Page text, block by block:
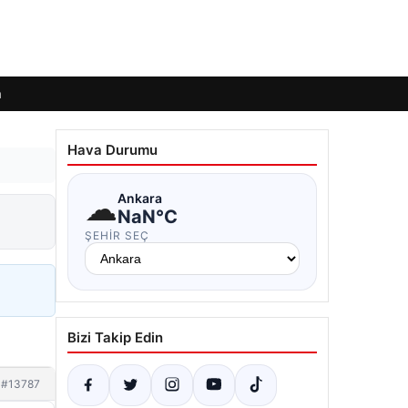
#13787
Hava Durumu
☁Ankara
NaN°C
ŞEHIR SEÇ
Bizi Takip Edin